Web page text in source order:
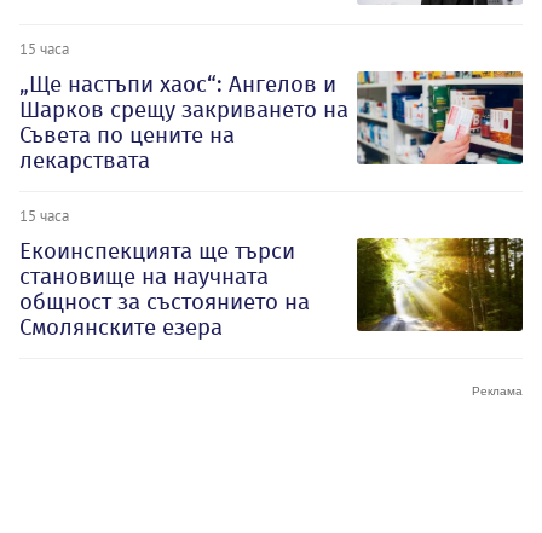
15 часа
„Ще настъпи хаос“: Ангелов и
Шарков срещу закриването на
Съвета по цените на
лекарствата
15 часа
Екоинспекцията ще търси
становище на научната
общност за състоянието на
Смолянските езера